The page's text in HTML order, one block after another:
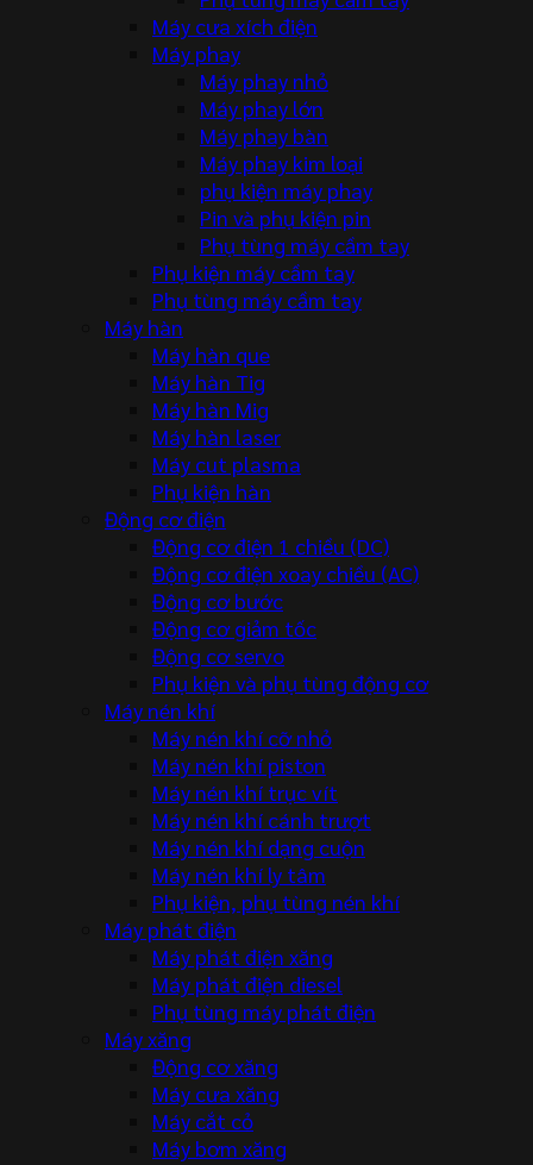
Máy cưa xích điện
Máy phay
Máy phay nhỏ
Máy phay lớn
Máy phay bàn
Máy phay kim loại
phụ kiện máy phay
Pin và phụ kiện pin
Phụ tùng máy cầm tay
Phụ kiện máy cầm tay
Phụ tùng máy cầm tay
Máy hàn
Máy hàn que
Máy hàn Tig
Máy hàn Mig
Máy hàn laser
Máy cut plasma
Phụ kiện hàn
Động cơ điện
Động cơ điện 1 chiều (DC)
Động cơ điện xoay chiều (AC)
Động cơ bước
Động cơ giảm tốc
Động cơ servo
Phụ kiện và phụ tùng động cơ
Máy nén khí
Máy nén khí cỡ nhỏ
Máy nén khí piston
Máy nén khí trục vít
Máy nén khí cánh trượt
Máy nén khí dạng cuộn
Máy nén khí ly tâm
Phụ kiện, phụ tùng nén khí
Máy phát điện
Máy phát điện xăng
Máy phát điện diesel
Phụ tùng máy phát điện
Máy xăng
Động cơ xăng
Máy cưa xăng
Máy cắt cỏ
Máy bơm xăng